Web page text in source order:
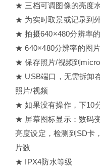
★ 三档可调图像的亮度
★ 为实时取景或记录到
★ 拍摄640×480分辨率
★ 640×480分辨率的图
★ 保存照片/视频到
★ USB端口，无需拆卸
照片/视频
★ 如果没有操作，下10
★ 屏幕图标显示：数码
亮度设定，检测到SD卡
片数
★ IPX4防水等级